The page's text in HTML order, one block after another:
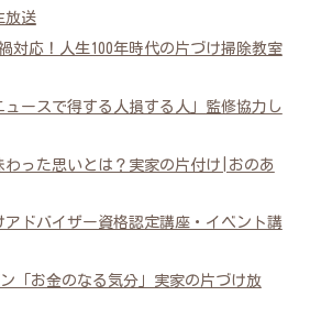
放送
対応！人生100年時代の片づけ掃除教室
ースで得する人損する人」監修協力し
わった思いとは？実家の片付け|おのあ
ドバイザー資格認定講座・イベント講
「お金のなる気分」実家の片づけ放